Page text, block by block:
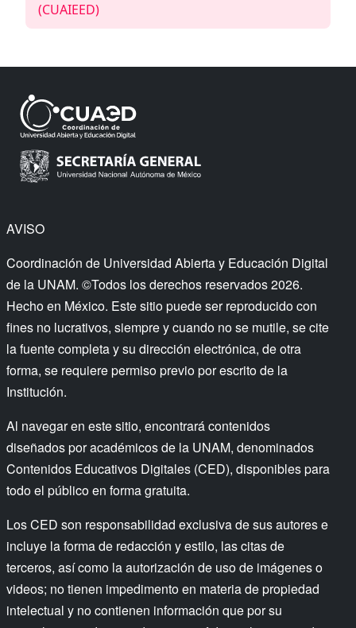
(CUAIEED)
AVISO
Coordinación de Universidad Abierta y Educación Digital
de la UNAM. ©Todos los derechos reservados 2026.
Hecho en México. Este sitio puede ser reproducido con
fines no lucrativos, siempre y cuando no se mutile, se cite
la fuente completa y su dirección electrónica, de otra
forma, se requiere permiso previo por escrito de la
Institución.
Al navegar en este sitio, encontrará contenidos
diseñados por académicos de la UNAM, denominados
Contenidos Educativos Digitales (CED), disponibles para
todo el público en forma gratuita.
Los CED son responsabilidad exclusiva de sus autores e
incluye la forma de redacción y estilo, las citas de
terceros, así como la autorización de uso de imágenes o
videos; no tienen impedimento en materia de propiedad
intelectual y no contienen información que por su